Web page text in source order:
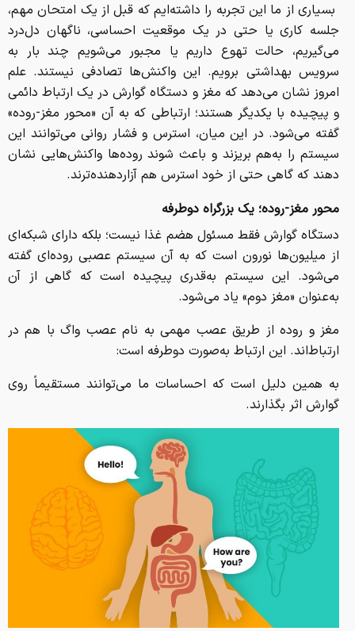
بسیاری از ما این تجربه را داشته‌ایم که قبل از یک امتحان مهم،
جلسه کاری یا حتی در یک موقعیت احساسی، ناگهان دل‌درد
می‌گیریم، حالت تهوع داریم یا مجبور می‌شویم چند بار به
سرویس بهداشتی برویم. این واکنش‌ها تصادفی نیستند. علم
امروز نشان می‌دهد که مغز و دستگاه گوارش در یک ارتباط دائمی
و پیچیده با یکدیگر هستند؛ ارتباطی که به آن «محور مغز-روده»
گفته می‌شود. در این میان، استرس و فشار روانی می‌توانند این
سیستم را به‌هم بریزند و باعث شوند روده‌ها واکنش‌هایی نشان
دهند که گاهی حتی از خود استرس هم آزاردهنده‌ترند.
محور مغز-روده؛ یک بزرگراه دوطرفه
دستگاه گوارش فقط مسئول هضم غذا نیست؛ بلکه دارای شبکه‌ای
از میلیون‌ها نورون است که به آن سیستم عصبی روده‌ای گفته
می‌شود. این سیستم به‌قدری پیچیده است که گاهی از آن
به‌عنوان «مغز دوم» یاد می‌شود.
مغز و روده از طریق عصب مهمی به نام عصب واگ با هم در
ارتباط‌اند. این ارتباط به‌صورت دوطرفه است:
به همین دلیل است که احساسات ما می‌توانند مستقیماً روی
گوارش اثر بگذارند.